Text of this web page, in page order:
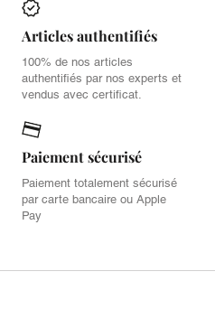
Articles authentifiés
100% de nos articles
authentifiés par nos experts et
vendus avec certificat.
Paiement sécurisé
Paiement totalement sécurisé
par carte bancaire ou Apple
Pay